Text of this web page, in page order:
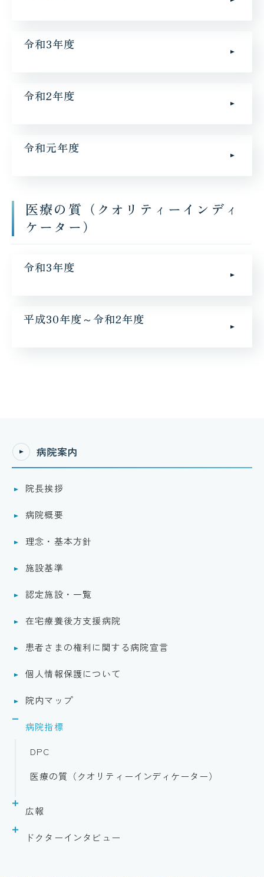
令和3年度
令和2年度
令和元年度
医療の質（クオリティーインディ
ケーター）
令和3年度
平成30年度～令和2年度
病院案内
院長挨拶
病院概要
理念・基本方針
施設基準
認定施設・一覧
在宅療養後方支援病院
患者さまの権利に関する病院宣言
個人情報保護について
院内マップ
病院指標
DPC
医療の質（クオリティーインディケーター）
広報
医師会病院だより
ドクターインタビュー